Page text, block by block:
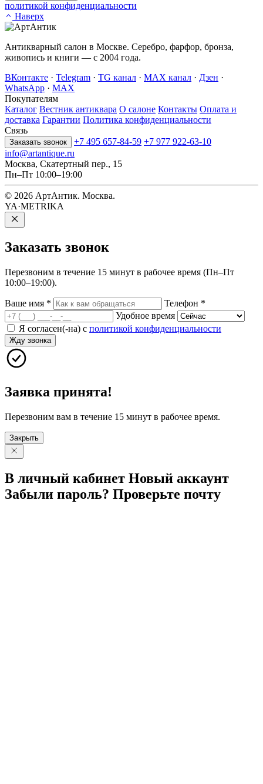
политикой конфиденциальности
Наверх
Антикварный салон в Москве. Серебро, фарфор, бронза,
живопись и книги — с 2004 года.
ВКонтакте · Telegram · TG канал · MAX канал · Дзен ·
WhatsApp · MAX
Покупателям
Каталог Вестник антиквара О салоне Контакты Оплата и
доставка Гарантии Политика конфиденциальности
Связь
Заказать звонок +7 495 657-84-59 +7 977 922-63-10
info@artantique.ru
Москва, Скатертный пер., 15
Пн–Пт 10:00–19:00
© 2026 АртАнтик. Москва.
YA·METRIKA
Заказать звонок
Перезвоним в течение 15 минут в рабочее время (Пн–Пт
10:00–19:00).
Ваше имя * Телефон *
Удобное время
Я согласен(-на) с политикой конфиденциальности
Жду звонка
Заявка принята!
Перезвоним вам в течение 15 минут в рабочее время.
Закрыть
В личный кабинет Новый аккаунт
Забыли пароль? Проверьте почту